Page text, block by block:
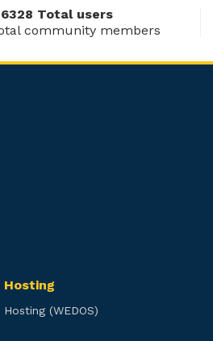
Total users
community members
Hosting
(WEDOS)